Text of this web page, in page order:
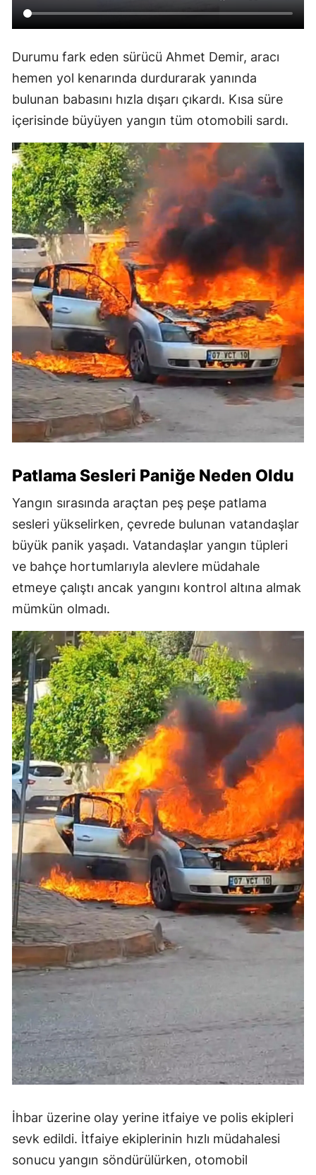
Durumu fark eden sürücü Ahmet Demir, aracı
hemen yol kenarında durdurarak yanında
bulunan babasını hızla dışarı çıkardı. Kısa süre
içerisinde büyüyen yangın tüm otomobili sardı.
Patlama Sesleri Paniğe Neden Oldu
Yangın sırasında araçtan peş peşe patlama
sesleri yükselirken, çevrede bulunan vatandaşlar
büyük panik yaşadı. Vatandaşlar yangın tüpleri
ve bahçe hortumlarıyla alevlere müdahale
etmeye çalıştı ancak yangını kontrol altına almak
mümkün olmadı.
İhbar üzerine olay yerine itfaiye ve polis ekipleri
sevk edildi. İtfaiye ekiplerinin hızlı müdahalesi
sonucu yangın söndürülürken, otomobil